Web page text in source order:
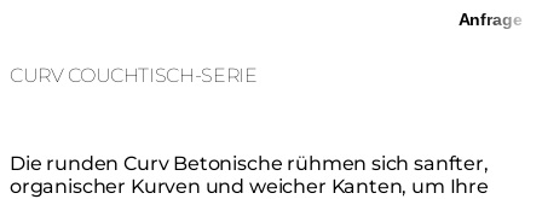
Anfrage
CURV COUCHTISCH-SERIE
Die runden Curv Betonische rühmen sich sanfter,
organischer Kurven und weicher Kanten, um Ihre